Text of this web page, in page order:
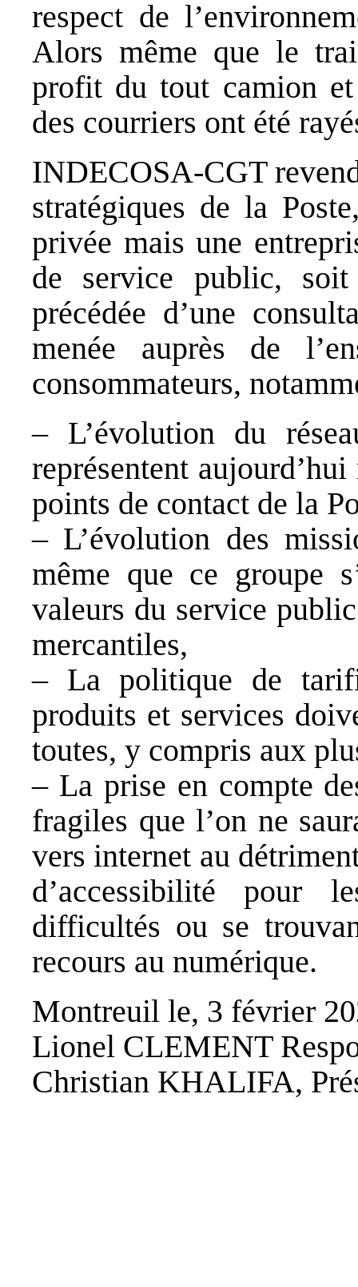
respect de
Alors même que le
profit du tout camion
des courriers ont été
INDECOSA-CGT
stratégiques de la
privée mais une
de service public, soit
précédée d’une
menée auprès de
consommateurs,
– L’évolution du
représentent
points de contact de la
– L’évolution des
même que ce groupe
valeurs du service
mercantiles,
– La politique de
produits et services
toutes, y compris aux
– La prise en compte
fragiles que l’on ne
vers internet au
d’accessibilité pour
difficultés ou se
recours au numérique.
Montreuil le, 3 février
Lionel CLEMENT
Christian KHALIFA,